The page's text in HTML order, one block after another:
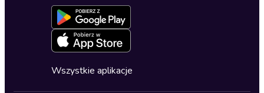
Dla młodzieżyFormularz zgłaszania nielegalnych treści
Deklaracja dostępności
Oferta dla firm i bibliotek
Blog
Zapowiedzi
Cykle audiobooków
Wszystkie aplikacje